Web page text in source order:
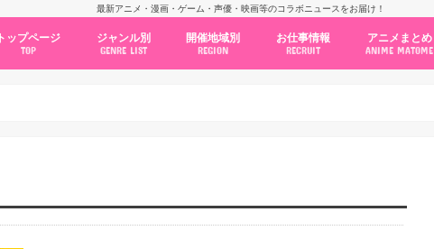
最新アニメ・漫画・ゲーム・声優・映画等のコラボニュースをお届け！
トップページ
TOP
ジャンル別
GENRE LIST
開催地域別
REGION
お仕事情報
RECRUIT
アニメまとめ
ANIME MATOME